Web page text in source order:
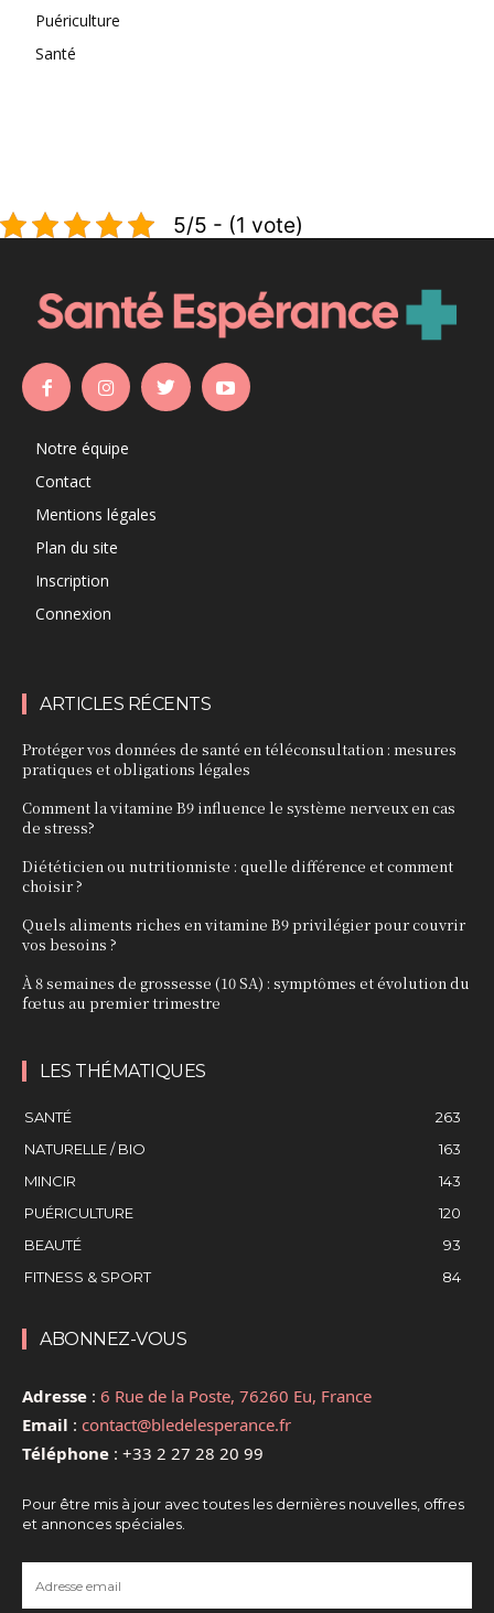
Puériculture
Santé
5/5 - (1 vote)
Notre équipe
Contact
Mentions légales
Plan du site
Inscription
Connexion
ARTICLES RÉCENTS
Protéger vos données de santé en téléconsultation : mesures
pratiques et obligations légales
Comment la vitamine B9 influence le système nerveux en cas
de stress?
Diététicien ou nutritionniste : quelle différence et comment
choisir ?
Quels aliments riches en vitamine B9 privilégier pour couvrir
vos besoins ?
À 8 semaines de grossesse (10 SA) : symptômes et évolution du
fœtus au premier trimestre
LES THÉMATIQUES
SANTÉ
263
NATURELLE / BIO
163
MINCIR
143
PUÉRICULTURE
120
BEAUTÉ
93
FITNESS & SPORT
84
ABONNEZ-VOUS
Adresse : 6 Rue de la Poste, 76260 Eu, France
Email : contact@bledelesperance.fr
Téléphone : +33 2 27 28 20 99
Pour être mis à jour avec toutes les dernières nouvelles, offres
et annonces spéciales.